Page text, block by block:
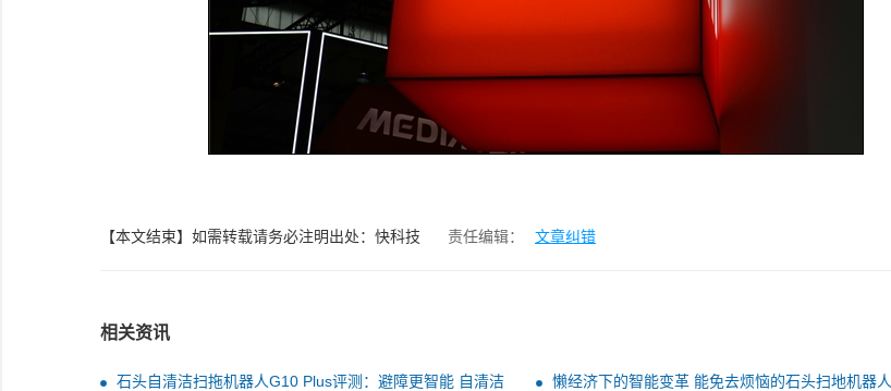
【本文结束】如需转载请务必注明出处：快科技 责任编辑： 文章纠错
相关资讯
石头自清洁扫拖机器人G10 Plus评测：避障更智能 自清洁
懒经济下的智能变革 能免去烦恼的石头扫地机器人